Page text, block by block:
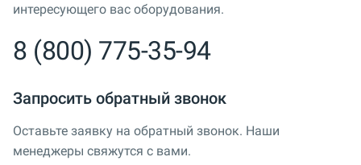
интересующего вас оборудования.
8 (800) 775-35-94
Запросить обратный звонок
Оставьте заявку на обратный звонок. Наши
менеджеры свяжутся с вами.